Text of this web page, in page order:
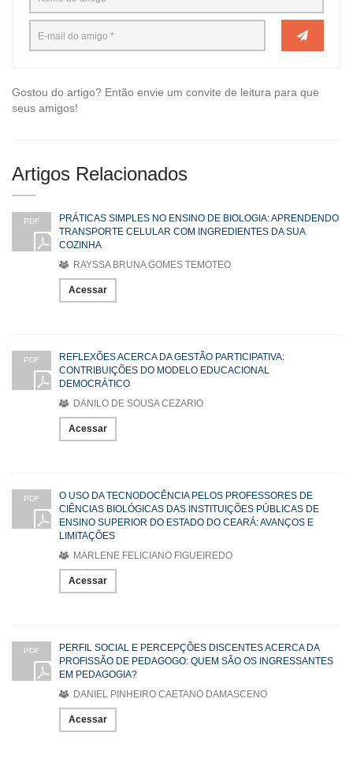
Gostou do artigo? Então envie um convite de leitura para que
seus amigos!
Artigos Relacionados
PDF
PRÁTICAS SIMPLES NO ENSINO DE BIOLOGIA: APRENDENDO
TRANSPORTE CELULAR COM INGREDIENTES DA SUA
COZINHA
RAYSSA BRUNA GOMES TEMOTEO
Acessar
PDF
REFLEXÕES ACERCA DA GESTÃO PARTICIPATIVA:
CONTRIBUIÇÕES DO MODELO EDUCACIONAL
DEMOCRÁTICO
DANILO DE SOUSA CEZARIO
Acessar
PDF
O USO DA TECNODOCÊNCIA PELOS PROFESSORES DE
CIÊNCIAS BIOLÓGICAS DAS INSTITUIÇÕES PÚBLICAS DE
ENSINO SUPERIOR DO ESTADO DO CEARÁ: AVANÇOS E
LIMITAÇÕES
MARLENE FELICIANO FIGUEIREDO
Acessar
PDF
PERFIL SOCIAL E PERCEPÇÕES DISCENTES ACERCA DA
PROFISSÃO DE PEDAGOGO: QUEM SÃO OS INGRESSANTES
EM PEDAGOGIA?
DANIEL PINHEIRO CAETANO DAMASCENO
Acessar